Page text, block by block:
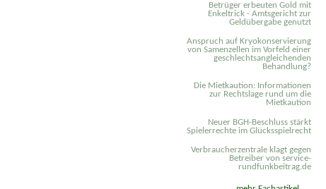
Betrüger erbeuten Gold mit
Enkeltrick - Amtsgericht zur
Geldübergabe genutzt
Anspruch auf Kryokonservierung
von Samenzellen im Vorfeld einer
geschlechtsangleichenden
Behandlung?
Die Mietkaution: Informationen
zur Rechtslage rund um die
Mietkaution
Neuer BGH-Beschluss stärkt
Spielerrechte im Glücksspielrecht
Verbraucherzentrale klagt gegen
Betreiber von service-
rundfunkbeitrag.de